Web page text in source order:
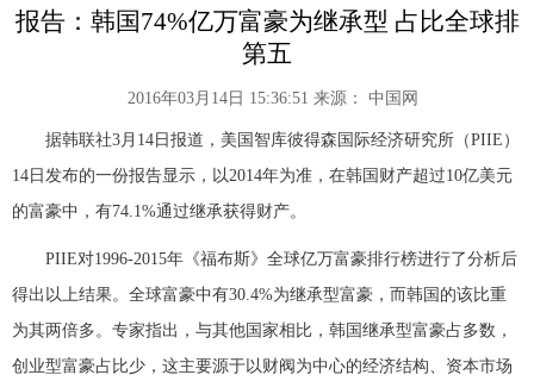
港澳 台湾 华人 汽车
图片 视频 彩票 食品
金融 公益 军事 无人机
新华电视中文 新华电视英文 返回PC
报告：韩国74%亿万富豪为继承型 占比全球排
第五
2016年03月14日 15:36:51 来源： 中国网
据韩联社3月14日报道，美国智库彼得森国际经济研究所（PIIE）
14日发布的一份报告显示，以2014年为准，在韩国财产超过10亿美元
的富豪中，有74.1%通过继承获得财产。
PIIE对1996-2015年《福布斯》全球亿万富豪排行榜进行了分析后
得出以上结果。全球富豪中有30.4%为继承型富豪，而韩国的该比重
为其两倍多。专家指出，与其他国家相比，韩国继承型富豪占多数，
创业型富豪占比少，这主要源于以财阀为中心的经济结构、资本市场